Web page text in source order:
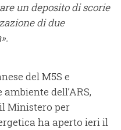
un deposito di scorie
di due
del M5S e
dell’ARS,
Ministero per
ha aperto ieri il